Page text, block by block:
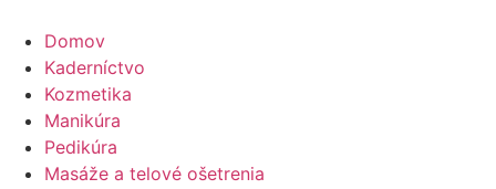
Domov
Kaderníctvo
Kozmetika
Manikúra
Pedikúra
Masáže a telové ošetrenia